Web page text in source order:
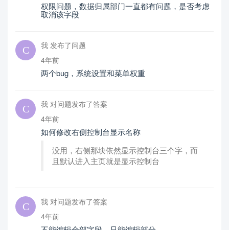
权限问题，数据归属部门一直都有问题，是否考虑
取消该字段
我 发布了问题
4年前
两个bug，系统设置和菜单权重
我 对问题发布了答案
4年前
如何修改右侧控制台显示名称
没用，右侧那块依然显示控制台三个字，而
且默认进入主页就是显示控制台
我 对问题发布了答案
4年前